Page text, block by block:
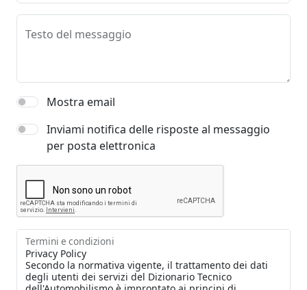
Testo del messaggio
Mostra email
Inviami notifica delle risposte al messaggio
per posta elettronica
Termini e condizioni